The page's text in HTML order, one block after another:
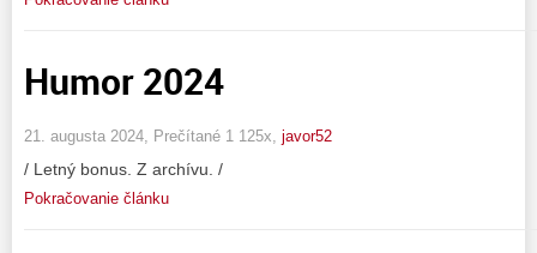
Humor 2024
21. augusta 2024, Prečítané 1 125x, javor52
/ Letný bonus. Z archívu. /
Pokračovanie článku